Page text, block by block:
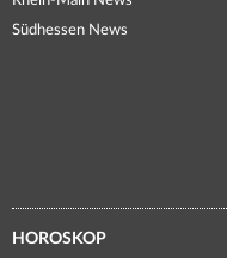
Südhessen News
HOROSKOP